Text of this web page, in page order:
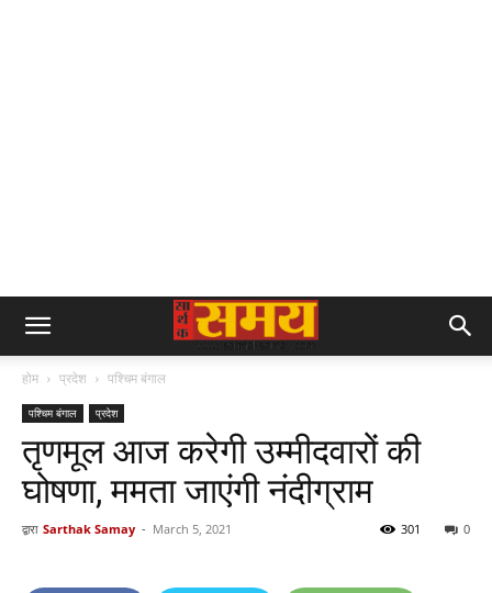
होम प्रदेश पश्चिम बंगाल
पश्चिम बंगाल प्रदेश
तृणमूल आज करेगी उम्मीदवारों की
घोषणा, ममता जाएंगी नंदीग्राम
द्वारा Sarthak Samay - March 5, 2021 0
301